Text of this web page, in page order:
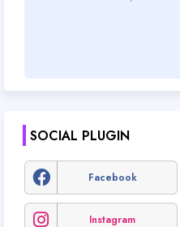
SOCIAL PLUGIN
Facebook
Instagram